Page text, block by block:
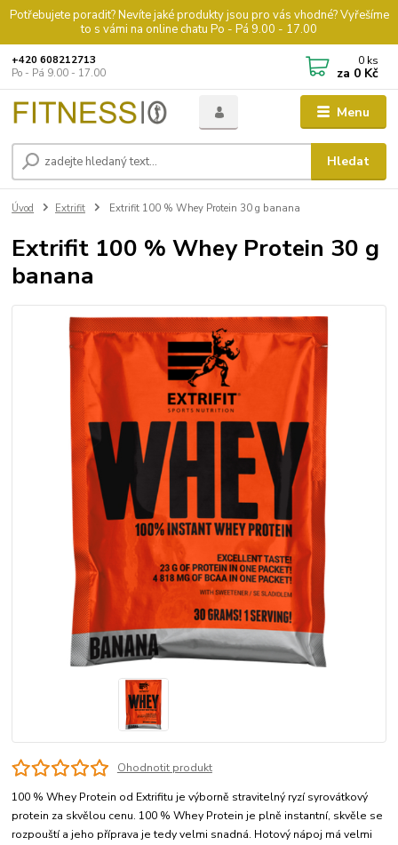
Potřebujete poradit? Nevíte jaké produkty jsou pro vás vhodné? Vyřešíme
to s vámi na online chatu Po - Pá 9.00 - 17.00
Menu
Hledat
+420 608212713
Po - Pá 9.00 - 17.00
0 ks
za 0 Kč
Úvod Extrifit Extrifit 100 % Whey Protein 30 g banana
Extrifit 100 % Whey Protein 30 g
banana
Ohodnotit produkt
100 % Whey Protein od Extrifitu je výborně stravitelný ryzí syrovátkový
protein za skvělou cenu. 100 % Whey Protein je plně instantní, skvěle se
rozpouští a jeho příprava je tedy velmi snadná. Hotový nápoj má velmi